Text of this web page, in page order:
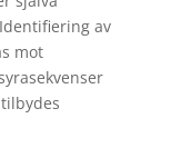
av
mot